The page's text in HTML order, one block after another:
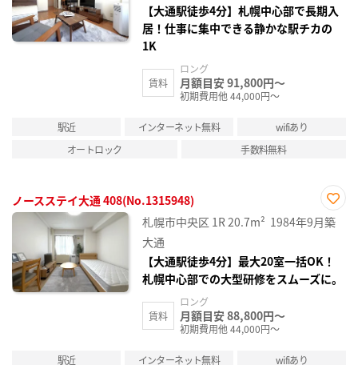
【大通駅徒歩4分】札幌中心部で長期入
居！仕事に集中できる静かな駅チカの
1K
賃料
ロング
月額目安 91,800円～
初期費用他 44,000円～
駅近 インターネット無料
wifiあり
オートロック
手数料無料
ノースステイ大通 408(No.1315948)
お気
に入
札幌市中央区 1R20.7m² 1984年9月築
大通
【大通駅徒歩4分】最大20室一括OK！
札幌中心部での大型研修をスムーズに。
賃料
ロング
月額目安 88,800円～
初期費用他 44,000円～
駅近 インターネット無料
wifiあり